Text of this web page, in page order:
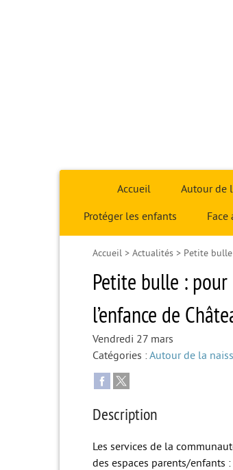
Infoparent29
Accueil Autour de
Protéger les enfants Face
Accueil > Actualités > Petite
Petite bulle :
l’enfance de
Vendredi 27 mars
Catégories :Autour de la
Description
Les services de la
des espaces parents/enfants